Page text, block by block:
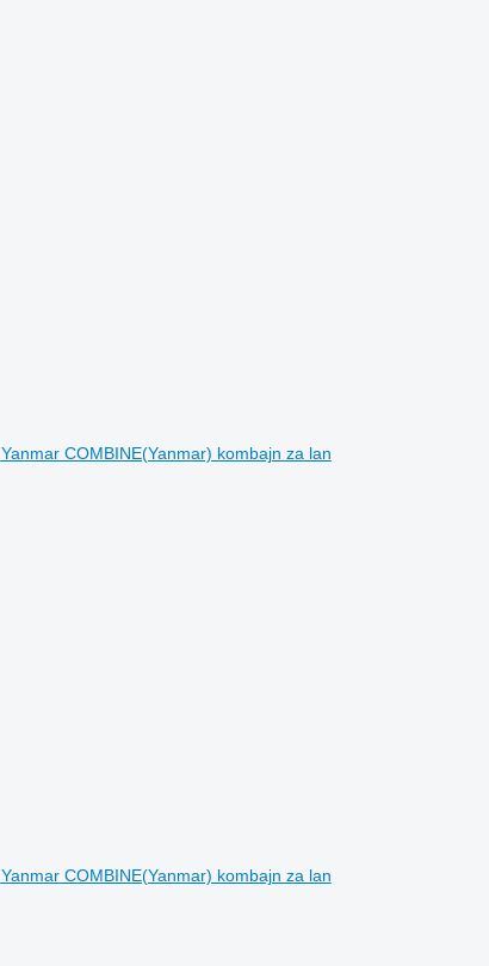
Yanmar COMBINE(Yanmar) kombajn za lan
Yanmar COMBINE(Yanmar) kombajn za lan